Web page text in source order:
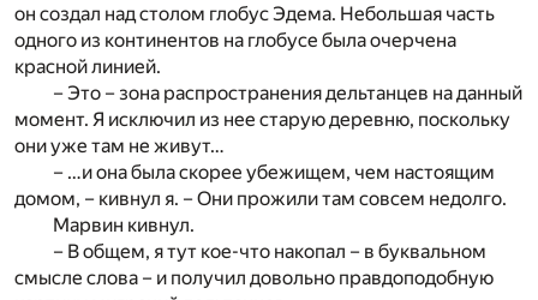
он создал над столом глобус Эдема. Небольшая часть
одного из континентов на глобусе была очерчена
красной линией.
– Это – зона распространения дельтанцев на данный
момент. Я исключил из нее старую деревню, поскольку
они уже там не живут…
– …и она была скорее убежищем, чем настоящим
домом, – кивнул я. – Они прожили там совсем недолго.
Марвин кивнул.
– В общем, я тут кое-что накопал – в буквальном
смысле слова – и получил довольно правдоподобную